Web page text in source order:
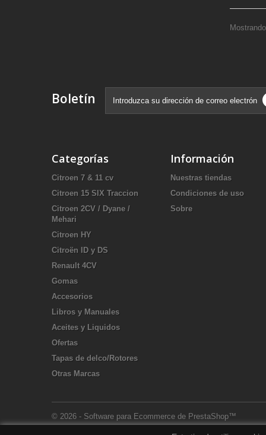
Boletín
Categorías
Citroen 7 & 11 cv
Citroen 15 SIX Traccion
Citroen 2CV / Dyane /
Mehari
Citroen HY
Citroën ID y DS
Renault 4CV
Gomas
Accesorios
Libros y Manuales
Aceites y Liquidos
Ofertas
Tapas de delco/Rotores
Otras Marcas
Información
Nuestras tiendas
Condiciones de uso
Sobre
© 2026 - Software para Ecommerce de PrestaShop™